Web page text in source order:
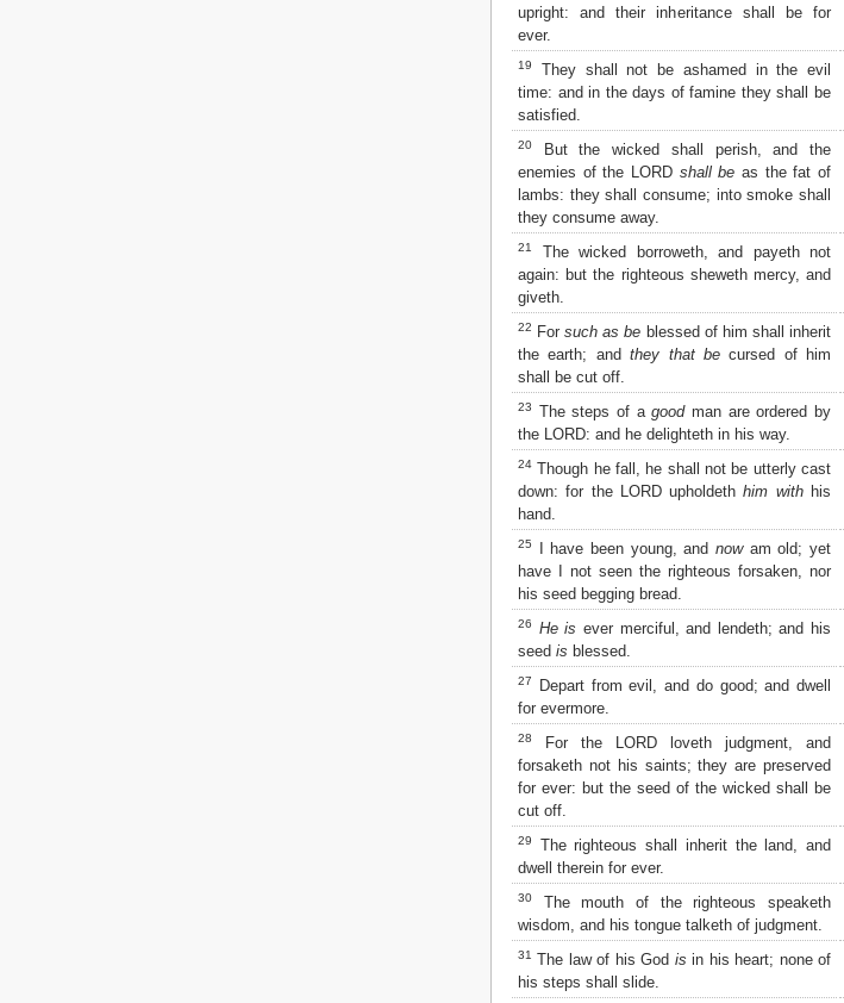
upright: and their inheritance shall be for
ever.
19
They shall not be ashamed in the evil
time: and in the days of famine they shall be
satisfied.
20
But the wicked shall perish, and the
enemies of the LORD shall be as the fat of
lambs: they shall consume; into smoke shall
they consume away.
21
The wicked borroweth, and payeth not
again: but the righteous sheweth mercy, and
giveth.
22 Forsuch as be blessed of him shall inherit
the earth; andthey that becursed of him
shall be cut off.
23 The steps of agoodman are ordered by
the LORD: and he delighteth in his way.
24 Though he fall, he shall not be utterly cast
down: for the LORD upholdethhim withhis
hand.
25 I have been young, and nowam old; yet
have I not seen the righteous forsaken, nor
his seed begging bread.
26 He is ever merciful, and lendeth; and his
seed is blessed.
27
Depart from evil, and do good; and dwell
for evermore.
28
For the LORD loveth judgment, and
forsaketh not his saints; they are preserved
for ever: but the seed of the wicked shall be
cut off.
29
The righteous shall inherit the land, and
dwell therein for ever.
30
The mouth of the righteous speaketh
wisdom, and his tongue talketh of judgment.
31 The law of his God is in his heart; none of
his steps shall slide.